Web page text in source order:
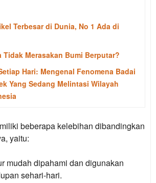
Terbesar di Dunia, No 1 Ada di
Tidak Merasakan Bumi Berputar?
Hari: Mengenal Fenomena Badai
Yang Sedang Melintasi Wilayah
beberapa kelebihan dibandingkan
yaitu:
mudah dipahami dan digunakan
sehari-hari.